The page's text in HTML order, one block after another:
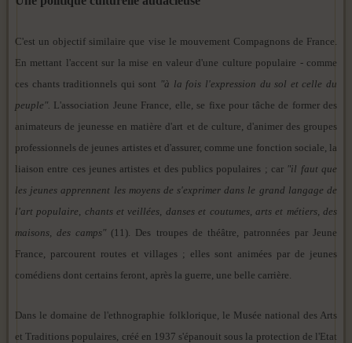
C'est un objectif similaire que vise le mouvement Compagnons de France.
En mettant l'accent sur la mise en valeur d'une culture populaire - comme
ces chants traditionnels qui sont "à la fois l'expression du sol et celle du
peuple". L'association Jeune France, elle, se fixe pour tâche de former des
animateurs de jeunesse en matière d'art et de culture, d'animer des groupes
professionnels de jeunes artistes et d'assurer, comme une fonction sociale, la
liaison entre ces jeunes artistes et des publics populaires ; car "il faut que
les jeunes apprennent les moyens de s'exprimer dans le grand langage de
l'art populaire, chants et veillées, danses et coutumes, arts et métiers, des
maisons, des camps" (11). Des troupes de théâtre, patronnées par Jeune
France, parcourent routes et villages ; elles sont animées par de jeunes
comédiens dont certains feront, après la guerre, une belle carrière.
Dans le domaine de l'ethnographie folklorique, le Musée national des Arts
et Traditions populaires, créé en 1937 s'épanouit sous la protection de l'Etat